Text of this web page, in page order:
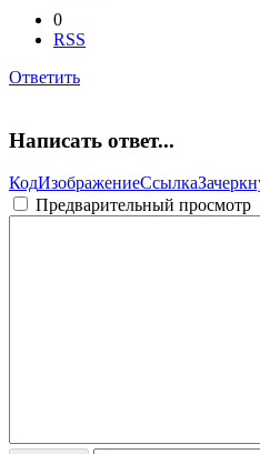
0
RSS
Ответить
Написать ответ...
КодИзображениеСсылка
Предварительный просмотр